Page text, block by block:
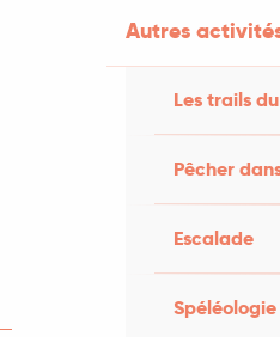
Autres
Les trails
Pêcher
Escalade
Spéléologie